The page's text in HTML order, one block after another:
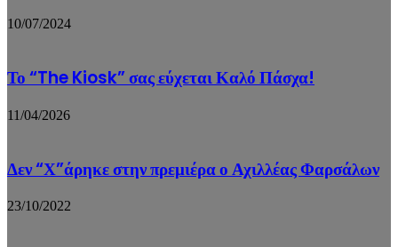
10/07/2024
Το “The Kiosk” σας εύχεται Καλό Πάσχα!
11/04/2026
Δεν “Χ”άρηκε στην πρεμιέρα ο Αχιλλέας Φαρσάλων
23/10/2022